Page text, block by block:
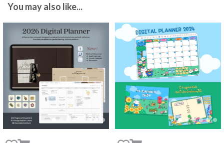
You may also like...